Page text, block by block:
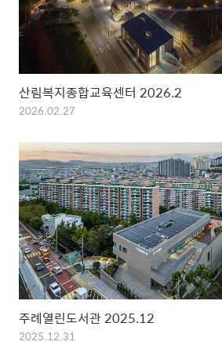
산림복지종합교육센터 2026.2
2026.02.27
주례열린도서관 2025.12
2025.12.31